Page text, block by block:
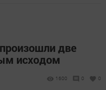
две
исходом
1600 0 0